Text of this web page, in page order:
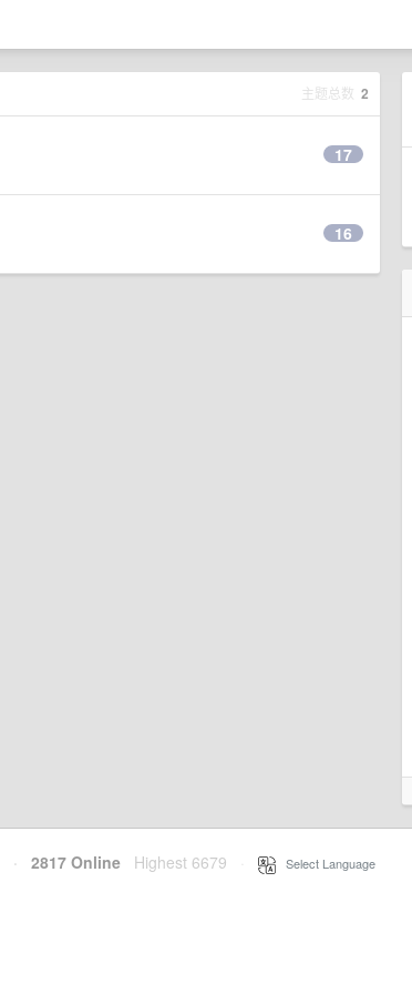
主题总数 2
17
16
· 2817 Online Highest 6679 Select Language